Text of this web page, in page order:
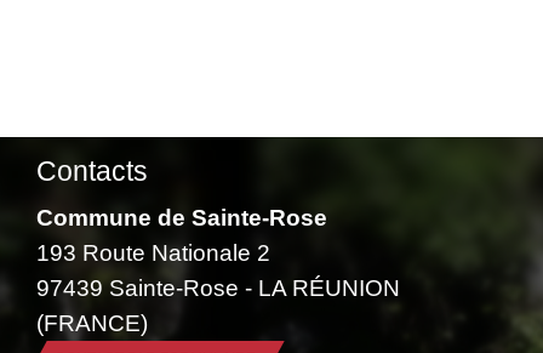
Contacts
Commune de Sainte-Rose
193 Route Nationale 2
97439 Sainte-Rose - LA RÉUNION
(FRANCE)